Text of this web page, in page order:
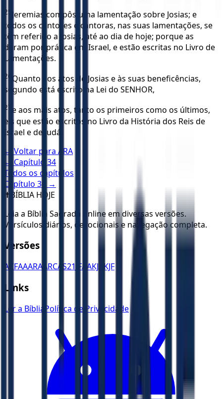
25 Jeremias compôs uma lamentação sobre Josias; e
todos os cantores e cantoras, nas suas lamentações, se
têm referido a Josias, até ao dia de hoje; porque as
deram por prática em Israel, e estão escritas no Livro de
Lamentações.
26 Quanto aos atos de Josias e às suas beneficências,
segundo está escrito na Lei do SENHOR,
27 e aos mais atos, tanto os primeiros como os últimos,
eis que estão escritos no Livro da História dos Reis de
Israel e de Judá.
← Voltar para ARA
← Capítulo 34
Todos os capítulos
Capítulo 36
→
✝️ BÍBLIA HOJE
Leia a Bíblia Sagrada online em diversas versões.
Versículos diários, devocionais e navegação completa.
Versões
ACFAAARA ARCAS21 JFAAKJA KJF
Links
Ler a Bíblia Política de Privacidade